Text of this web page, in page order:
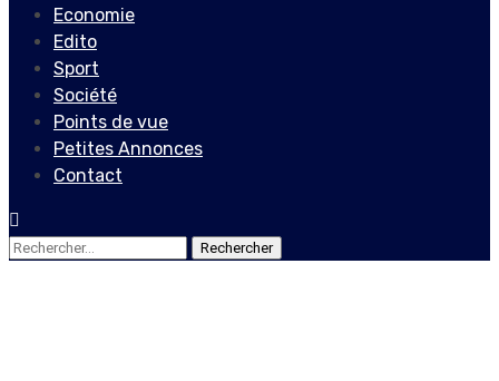
Economie
Edito
Sport
Société
Points de vue
Petites Annonces
Contact
Rechercher :